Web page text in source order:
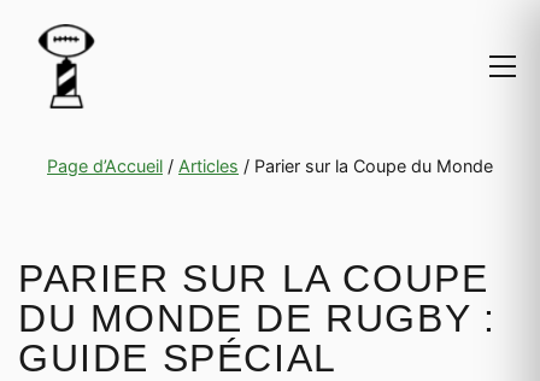
Page d’Accueil / Articles / Parier sur la Coupe du Monde
PARIER SUR LA COUPE
DU MONDE DE RUGBY :
GUIDE SPÉCIAL